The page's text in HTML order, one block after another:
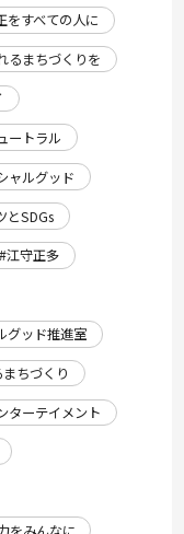
をすべての人に
るまちづくりを
ートラル
ャルグッド
とSDGs
#江守正多
グッド推進室
ちづくり
ターテイメント